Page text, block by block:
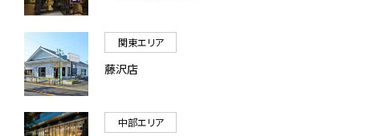
関東エリア
藤沢店
中部エリア